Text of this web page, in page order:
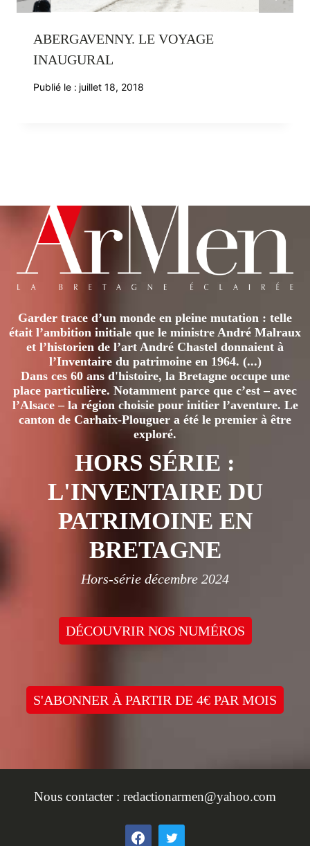
ABERGAVENNY. LE VOYAGE
INAUGURAL
Publié le : juillet 18, 2018
Garder trace d’un monde en pleine mutation : telle
était l’ambition initiale que le ministre André Malraux
et l’historien de l’art André Chastel donnaient à
l’Inventaire du patrimoine en 1964. (...)
Dans ces 60 ans d'histoire, la Bretagne occupe une
place particulière. Notamment parce que c’est – avec
l’Alsace – la région choisie pour initier l’aventure. Le
canton de Carhaix-Plouguer a été le premier à être
exploré.
HORS SÉRIE :
L'INVENTAIRE DU
PATRIMOINE EN
BRETAGNE
Hors-série décembre 2024
DÉCOUVRIR NOS NUMÉROS
S'ABONNER À PARTIR DE 4€ PAR MOIS
Nous contacter : redactionarmen@yahoo.com